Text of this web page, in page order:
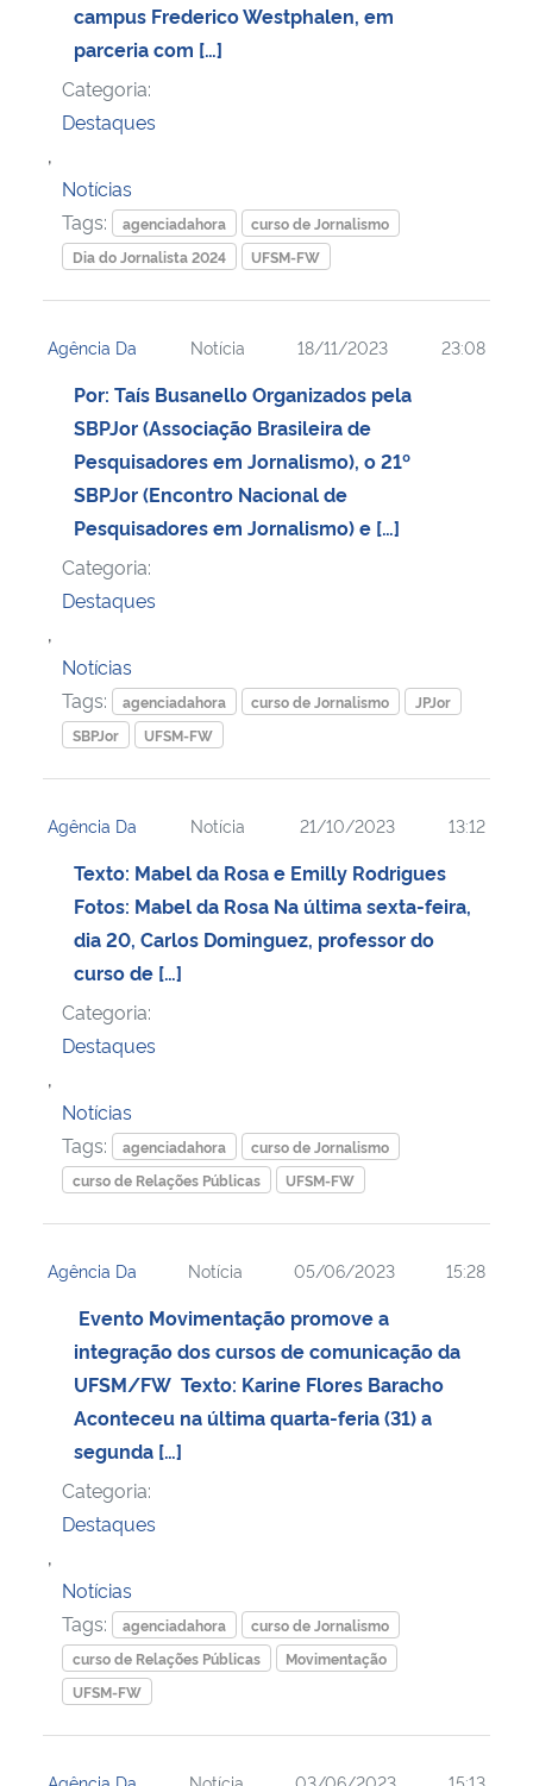
campus Frederico Westphalen, em
parceria com […]
Categoria:
Destaques
,
Notícias
Tags:
agenciadahora
curso de Jornalismo
Dia do Jornalista 2024
UFSM-FW
Agência Da Notícia 18/11/2023 23:08
Por: Taís Busanello Organizados pela
SBPJor (Associação Brasileira de
Pesquisadores em Jornalismo), o 21º
SBPJor (Encontro Nacional de
Pesquisadores em Jornalismo) e […]
Categoria:
Destaques
,
Notícias
Tags:
agenciadahora curso de Jornalismo
JPJor
SBPJor
UFSM-FW
Agência Da Notícia 21/10/2023 13:12
Texto: Mabel da Rosa e Emilly Rodrigues
Fotos: Mabel da Rosa Na última sexta-feira,
dia 20, Carlos Dominguez, professor do
curso de […]
Categoria:
Destaques
,
Notícias
Tags:
agenciadahora
curso de Jornalismo
curso de Relações Públicas
UFSM-FW
Agência Da Notícia 05/06/2023 15:28
Evento Movimentação promove a
integração dos cursos de comunicação da
UFSM/FW Texto: Karine Flores Baracho
Aconteceu na última quarta-feria (31) a
segunda […]
Categoria:
Destaques
,
Notícias
Tags:
agenciadahora
curso de Jornalismo
curso de Relações Públicas
Movimentação
UFSM-FW
Agência Da Notícia 03/06/2023 15:13